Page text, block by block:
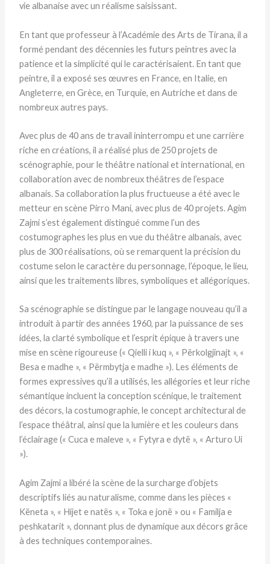
vie albanaise avec un réalisme saisissant.
En tant que professeur à l’Académie des Arts de Tirana, il a
formé pendant des décennies les futurs peintres avec la
patience et la simplicité qui le caractérisaient. En tant que
peintre, il a exposé ses œuvres en France, en Italie, en
Angleterre, en Grèce, en Turquie, en Autriche et dans de
nombreux autres pays.
Avec plus de 40 ans de travail ininterrompu et une carrière
riche en créations, il a réalisé plus de 250 projets de
scénographie, pour le théâtre national et international, en
collaboration avec de nombreux théâtres de l’espace
albanais. Sa collaboration la plus fructueuse a été avec le
metteur en scène Pirro Mani, avec plus de 40 projets. Agim
Zajmi s’est également distingué comme l’un des
costumographes les plus en vue du théâtre albanais, avec
plus de 300 réalisations, où se remarquent la précision du
costume selon le caractère du personnage, l’époque, le lieu,
ainsi que les traitements libres, symboliques et allégoriques.
Sa scénographie se distingue par le langage nouveau qu’il a
introduit à partir des années 1960, par la puissance de ses
idées, la clarté symbolique et l’esprit épique à travers une
mise en scène rigoureuse (« Qielli i kuq », « Përkolgjinajt », «
Besa e madhe », « Përmbytja e madhe »). Les éléments de
formes expressives qu’il a utilisés, les allégories et leur riche
sémantique incluent la conception scénique, le traitement
des décors, la costumographie, le concept architectural de
l’espace théâtral, ainsi que la lumière et les couleurs dans
l’éclairage (« Cuca e maleve », « Fytyra e dytë », « Arturo Ui
»).
Agim Zajmi a libéré la scène de la surcharge d’objets
descriptifs liés au naturalisme, comme dans les pièces «
Këneta », « Hijet e natës », « Toka e jonë » ou « Familja e
peshkatarit », donnant plus de dynamique aux décors grâce
à des techniques contemporaines.